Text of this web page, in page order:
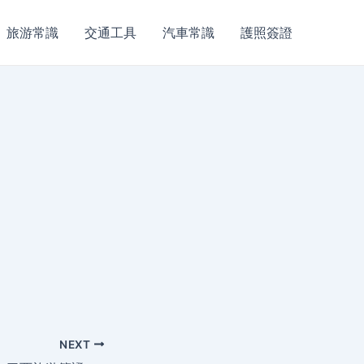
旅游常識 交通工具 汽車常識 護照簽證
NEXT